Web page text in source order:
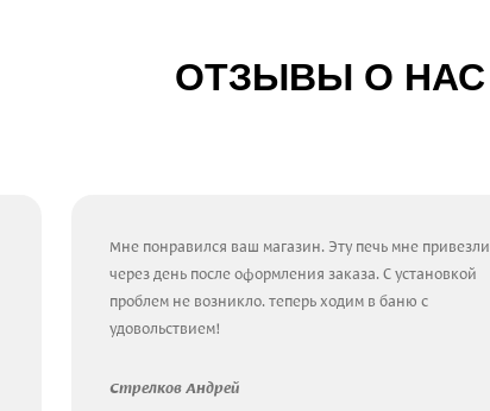
ОТЗЫВЫ О НАС
Мне понравился ваш магазин. Эту печь мне привезли
через день после оформления заказа. С установкой
проблем не возникло. теперь ходим в баню с
удовольствием!
Стрелков Андрей